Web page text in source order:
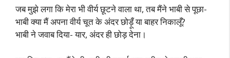
जब मुझे लगा कि मेरा भी वीर्य छूटने वाला था, तब मैंने भाबी से पूछा-
भाबी क्या मैं अपना वीर्य चूत के अंदर छोड़ूँ या बाहर निकालूँ?
भाबी ने जवाब दिया- यार, अंदर ही छोड़ देना।